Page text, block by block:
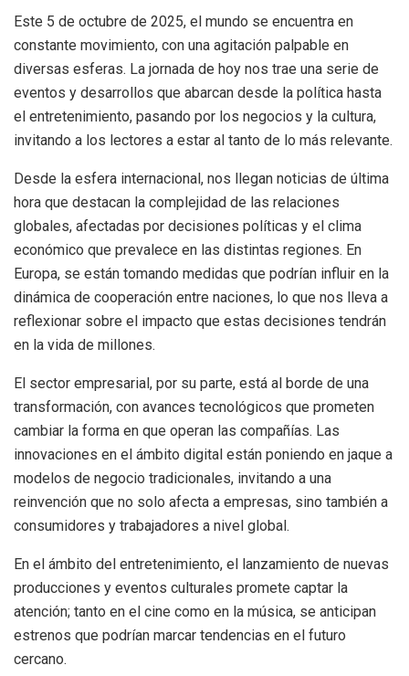
Este 5 de octubre de 2025, el mundo se encuentra en
constante movimiento, con una agitación palpable en
diversas esferas. La jornada de hoy nos trae una serie de
eventos y desarrollos que abarcan desde la política hasta
el entretenimiento, pasando por los negocios y la cultura,
invitando a los lectores a estar al tanto de lo más relevante.
Desde la esfera internacional, nos llegan noticias de última
hora que destacan la complejidad de las relaciones
globales, afectadas por decisiones políticas y el clima
económico que prevalece en las distintas regiones. En
Europa, se están tomando medidas que podrían influir en la
dinámica de cooperación entre naciones, lo que nos lleva a
reflexionar sobre el impacto que estas decisiones tendrán
en la vida de millones.
El sector empresarial, por su parte, está al borde de una
transformación, con avances tecnológicos que prometen
cambiar la forma en que operan las compañías. Las
innovaciones en el ámbito digital están poniendo en jaque a
modelos de negocio tradicionales, invitando a una
reinvención que no solo afecta a empresas, sino también a
consumidores y trabajadores a nivel global.
En el ámbito del entretenimiento, el lanzamiento de nuevas
producciones y eventos culturales promete captar la
atención; tanto en el cine como en la música, se anticipan
estrenos que podrían marcar tendencias en el futuro
cercano.